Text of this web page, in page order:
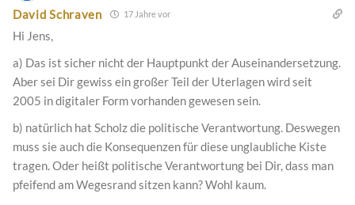
David Schraven 17 Jahre vor
Hi Jens,
a) Das ist sicher nicht der Hauptpunkt der Auseinandersetzung.
Aber sei Dir gewiss ein großer Teil der Uterlagen wird seit
2005 in digitaler Form vorhanden gewesen sein.
b) natürlich hat Scholz die politische Verantwortung. Deswegen
muss sie auch die Konsequenzen für diese unglaubliche Kiste
tragen. Oder heißt politische Verantwortung bei Dir, dass man
pfeifend am Wegesrand sitzen kann? Wohl kaum.